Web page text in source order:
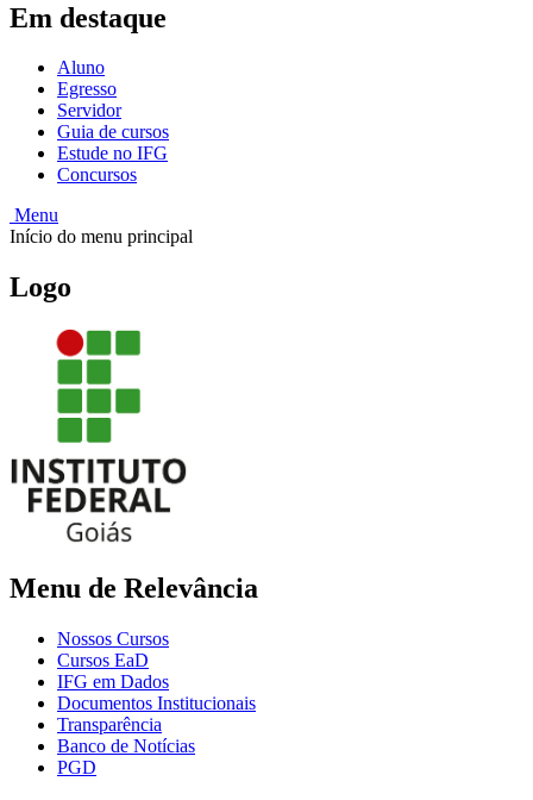
Em destaque
Aluno
Egresso
Servidor
Guia de cursos
Estude no IFG
Concursos
Menu
Início do menu principal
Logo
Menu de Relevância
Nossos Cursos
Cursos EaD
IFG em Dados
Documentos Institucionais
Transparência
Banco de Notícias
PGD